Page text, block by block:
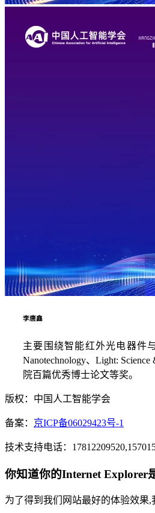
李唐鑫
主要围绕智能红外光电器件
Nanotechnology、Light:
院百篇优秀博士论文等奖。
版权：中国人工智能学会
备案： 京ICP备06029423号-1
技术支持电话：
你知道你的Internet Explorer
为了得到我们网站最好的体验效果,